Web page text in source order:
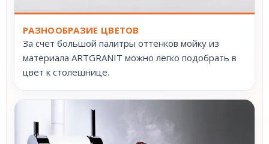
РАЗНООБРАЗИЕ ЦВЕТОВ
За счет большой палитры оттенков мойку из
материала ARTGRANIT можно легко подобрать в
цвет к столешнице.